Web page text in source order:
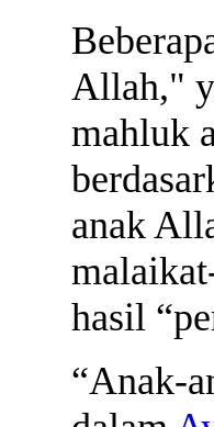
Allah,"
mahluk
anak
hasil
“Anak-